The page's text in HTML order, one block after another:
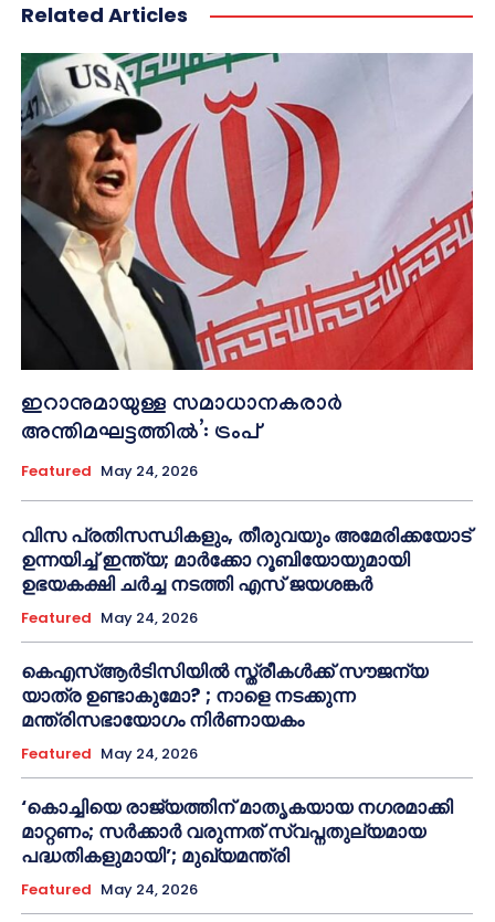
Related Articles
ഇറാനുമായുള്ള സമാധാനകരാർ
അന്തിമഘട്ടത്തിൽ‌’: ട്രംപ്
Featured May 24, 2026
വിസ പ്രതിസന്ധികളും, തീരുവയും അമേരിക്കയോട്
ഉന്നയിച്ച് ഇന്ത്യ; മാർക്കോ റൂബിയോയുമായി
ഉഭയകക്ഷി ചർച്ച നടത്തി എസ് ജയശങ്കർ
Featured May 24, 2026
കെഎസ്ആർടിസിയിൽ സ്ത്രീകൾക്ക് സൗജന്യ
യാത്ര ഉണ്ടാകുമോ? ; നാളെ നടക്കുന്ന
മന്ത്രിസഭായോഗം നിർണായകം
Featured May 24, 2026
‘കൊച്ചിയെ രാജ്യത്തിന് മാതൃകയായ നഗരമാക്കി
മാറ്റണം; സർക്കാർ വരുന്നത് സ്വപ്നതുല്യമായ
പദ്ധതികളുമായി’; മുഖ്യമന്ത്രി
Featured May 24, 2026